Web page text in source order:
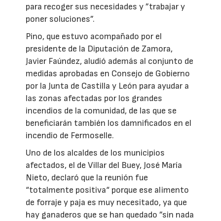
para recoger sus necesidades y ”trabajar y
poner soluciones”.
Pino, que estuvo acompañado por el
presidente de la Diputación de Zamora,
Javier Faúndez, aludió además al conjunto de
medidas aprobadas en Consejo de Gobierno
por la Junta de Castilla y León para ayudar a
las zonas afectadas por los grandes
incendios de la comunidad, de las que se
beneficiarán también los damnificados en el
incendio de Fermoselle.
Uno de los alcaldes de los municipios
afectados, el de Villar del Buey, José María
Nieto, declaró que la reunión fue
“totalmente positiva“ porque ese alimento
de forraje y paja es muy necesitado, ya que
hay ganaderos que se han quedado ”sin nada